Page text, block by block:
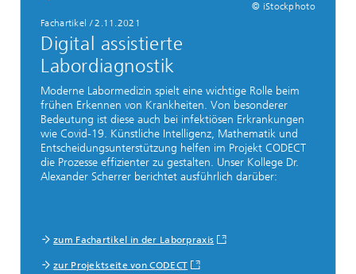
© iStockphoto
Fachartikel /2.11.2021
Digital assistierte
Labordiagnostik
Moderne Labormedizin spielt eine wichtige Rolle beim
frühen Erkennen von Krankheiten. Von besonderer
Bedeutung ist diese auch bei infektiösen Erkrankungen
wie Covid-19. Künstliche Intelligenz, Mathematik und
Entscheidungsunterstützung helfen im Projekt CODECT
die Prozesse effizienter zu gestalten. Unser Kollege Dr.
Alexander Scherrer berichtet ausführlich darüber:
zum Fachartikel in der Laborpraxis
zur Projektseite von CODECT